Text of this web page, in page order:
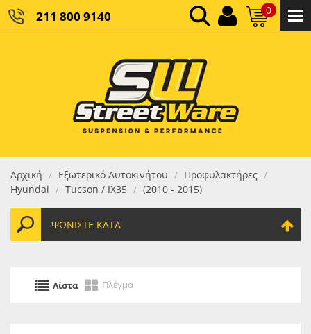
211 800 9140 0
ΚΑΘΑΡΌ ΣΎΝΟΛΟ:
ΤΕΛΙΚΌ ΣΎΝΟΛΟ:0,00 €
Αρχική / Εξωτερικό Αυτοκινήτου / Προφυλακτήρες /
Hyundai / Tucson / IX35 / (2010 - 2015)
ΨΩΝΊΣΤΕ ΚΑΤΆ
Λίστα Πλέγμα